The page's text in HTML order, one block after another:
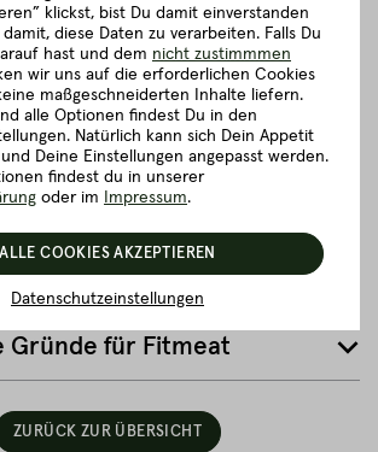
Haltung
”Schweinebauch”
Lieferung
Gründe für Fitmeat
ZURÜCK ZUR ÜBERSICHT
klickst, bist Du damit einverstanden
diese Daten zu verarbeiten. Falls Du
hast und dem nicht zustimmmen
wir uns auf die erforderlichen Cookies
maßgeschneiderten Inhalte liefern.
alle Optionen findest Du in den
Natürlich kann sich Dein Appetit
Deine Einstellungen angepasst werden.
findest du in unserer
oder im Impressum.
Datenschutzeinstellungen
ALLE COOKIES AKZEPTIEREN